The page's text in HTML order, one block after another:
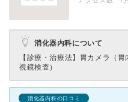
消化器内科について
【診療・治療法】 胃カメラ（胃
視鏡検査）
消化器内科の口コミ